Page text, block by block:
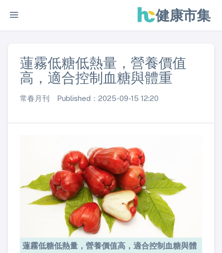
健康市集
蓮霧低糖低熱量，營養價值
高，適合控制血糖與體重
常春月刊 Published：2025-09-15 12:20
蓮霧低糖低熱量，營養價值高，適合控制血糖與體